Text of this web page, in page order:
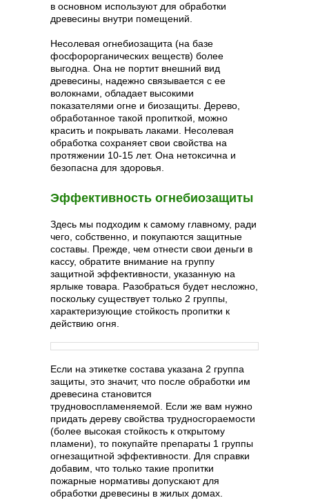
в основном используют для обработки
древесины внутри помещений.
Несолевая огнебиозащита (на базе
фосфорорганических веществ) более
выгодна. Она не портит внешний вид
древесины, надежно связывается с ее
волокнами, обладает высокими
показателями огне и биозащиты. Дерево,
обработанное такой пропиткой, можно
красить и покрывать лаками. Несолевая
обработка сохраняет свои свойства на
протяжении 10-15 лет. Она нетоксична и
безопасна для здоровья.
Эффективность огнебиозащиты
Здесь мы подходим к самому главному, ради
чего, собственно, и покупаются защитные
составы. Прежде, чем отнести свои деньги в
кассу, обратите внимание на группу
защитной эффективности, указанную на
ярлыке товара. Разобраться будет несложно,
поскольку существует только 2 группы,
характеризующие стойкость пропитки к
действию огня.
Если на этикетке состава указана 2 группа
защиты, это значит, что после обработки им
древесина становится
трудновоспламеняемой. Если же вам нужно
придать дереву свойства трудносгораемости
(более высокая стойкость к открытому
пламени), то покупайте препараты 1 группы
огнезащитной эффективности. Для справки
добавим, что только такие пропитки
пожарные нормативы допускают для
обработки древесины в жилых домах.